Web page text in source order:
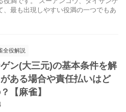
、最も出現しやすい役満の一つでもあ
全役解説
ン(大三元)の基本条件を解
ある場合や責任払いはど
【麻雀】